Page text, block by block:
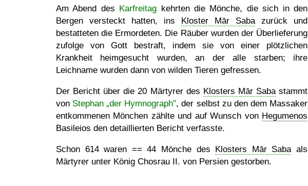
Am Abend des Karfreitag kehrten die Mönche, die sich in den
Bergen versteckt hatten, ins Kloster Mār Sabazurück und
bestatteten die Ermordeten. Die Räuber wurden der Überlieferung
zufolge von Gott bestraft, indem sie von einer plötzlichen
Krankheit heimgesucht wurden, an der alle starben; ihre
Leichname wurden dann von wilden Tieren gefressen.
Der Bericht über die 20 Märtyrer des Klosters Mār Sabastammt
von Stephan „der Hymnograph”, der selbst zu den dem Massaker
entkommenen Mönchen zählte und auf Wunsch von Hegumenos
Basileios den detaillierten Bericht verfasste.
Schon 614 waren == 44 Mönche des Klosters Mār Sabaals
Märtyrer unter König Chosrau II. von Persien gestorben.